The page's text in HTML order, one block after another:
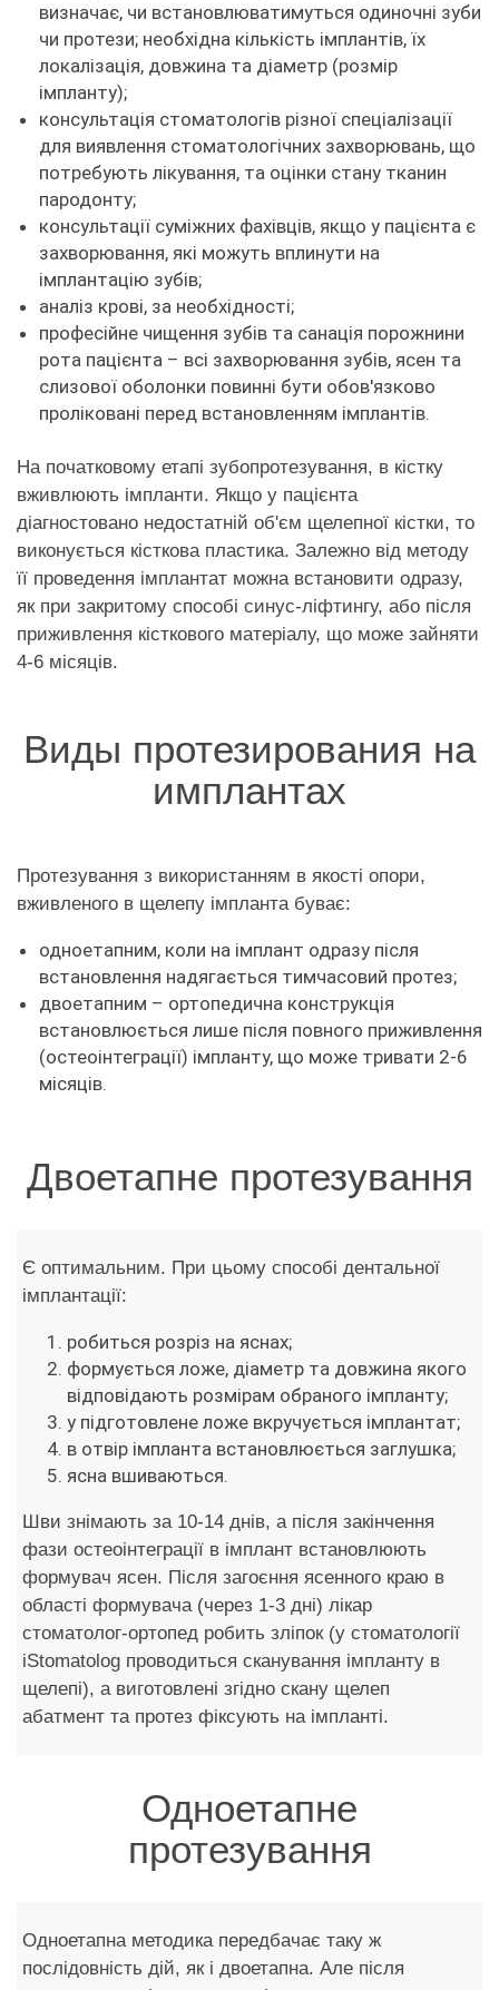
визначає, чи встановлюватимуться одиночні зуби
чи протези; необхідна кількість імплантів, їх
локалізація, довжина та діаметр (розмір
імпланту);
консультація стоматологів різної спеціалізації
для виявлення стоматологічних захворювань, що
потребують лікування, та оцінки стану тканин
пародонту;
консультації суміжних фахівців, якщо у пацієнта є
захворювання, які можуть вплинути на
імплантацію зубів;
аналіз крові, за необхідності;
професійне чищення зубів та санація порожнини
рота пацієнта – всі захворювання зубів, ясен та
слизової оболонки повинні бути обов'язково
проліковані перед встановленням імплантів.
На початковому етапі зубопротезування, в кістку
вживлюють імпланти. Якщо у пацієнта
діагностовано недостатній об'єм щелепної кістки, то
виконується кісткова пластика. Залежно від методу
її проведення імплантат можна встановити одразу,
як при закритому способі синус-ліфтингу, або після
приживлення кісткового матеріалу, що може зайняти
4-6 місяців.
Виды протезирования на
имплантах
Протезування з використанням в якості опори,
вживленого в щелепу імпланта буває:
одноетапним, коли на імплант одразу після
встановлення надягається тимчасовий протез;
двоетапним – ортопедична конструкція
встановлюється лише після повного приживлення
(остеоінтеграції) імпланту, що може тривати 2-6
місяців.
Двоетапне протезування
Є оптимальним. При цьому способі дентальної
імплантації:
робиться розріз на яснах;
формується ложе, діаметр та довжина якого
відповідають розмірам обраного імпланту;
у підготовлене ложе вкручується імплантат;
в отвір імпланта встановлюється заглушка;
ясна вшиваються.
Шви знімають за 10-14 днів, а після закінчення
фази остеоінтеграції в імплант встановлюють
формувач ясен. Після загоєння ясенного краю в
області формувача (через 1-3 дні) лікар
стоматолог-ортопед робить зліпок (у стоматології
iStomatolog проводиться сканування імпланту в
щелепі), а виготовлені згідно скану щелеп
абатмент та протез фіксують на імпланті.
Одноетапне
протезування
Одноетапна методика передбачає таку ж
послідовність дій, як і двоетапна. Але після